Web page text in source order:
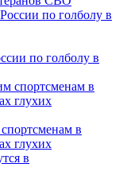
по голболу в
в
глухих